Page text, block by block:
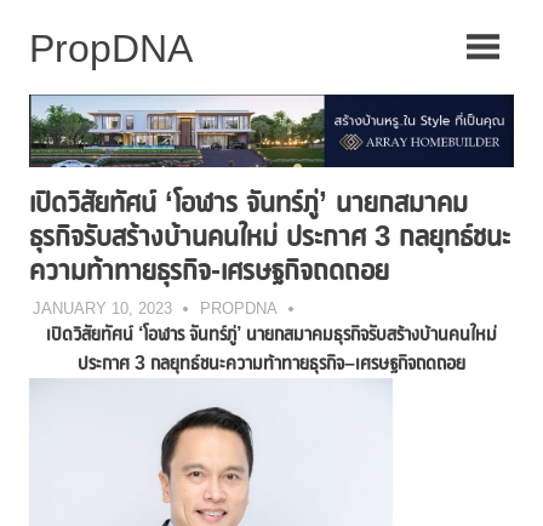
เปิดวิสัยทัศน์ ‘โอฬาร จันทร์ภู่’ นายกสมาคม
ธุรกิจรับสร้างบ้านคนใหม่ ประกาศ 3 กลยุทธ์ชนะ
ความท้าทายธุรกิจ-เศรษฐกิจถดถอย
JANUARY 10, 2023 PROPDNA
เปิดวิสัยทัศน์ ‘โอฬาร จันทร์ภู่’ นายกสมาคมธุรกิจรับสร้างบ้านคนใหม่
ประกาศ 3 กลยุทธ์ชนะความท้าทายธุรกิจ–เศรษฐกิจถดถอย